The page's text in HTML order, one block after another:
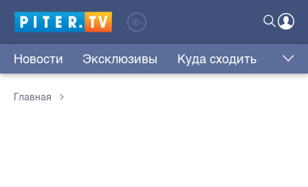
Новости Эксклюзивы Куда сходить
Главная